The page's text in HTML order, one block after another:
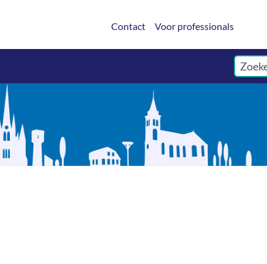
Contact Voor professionals